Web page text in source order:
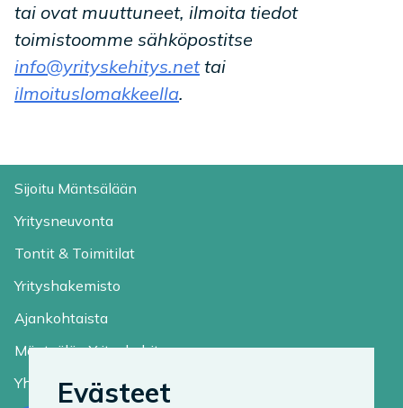
tai ovat muuttuneet, ilmoita tiedot
toimistoomme sähköpostitse
info@yrityskehitys.nettai
ilmoituslomakkeella.
Sijoitu Mäntsälään
Yritysneuvonta
Tontit & Toimitilat
Yrityshakemisto
Ajankohtaista
Mäntsälän Yrityskehitys
YhteystiedotEvästeet